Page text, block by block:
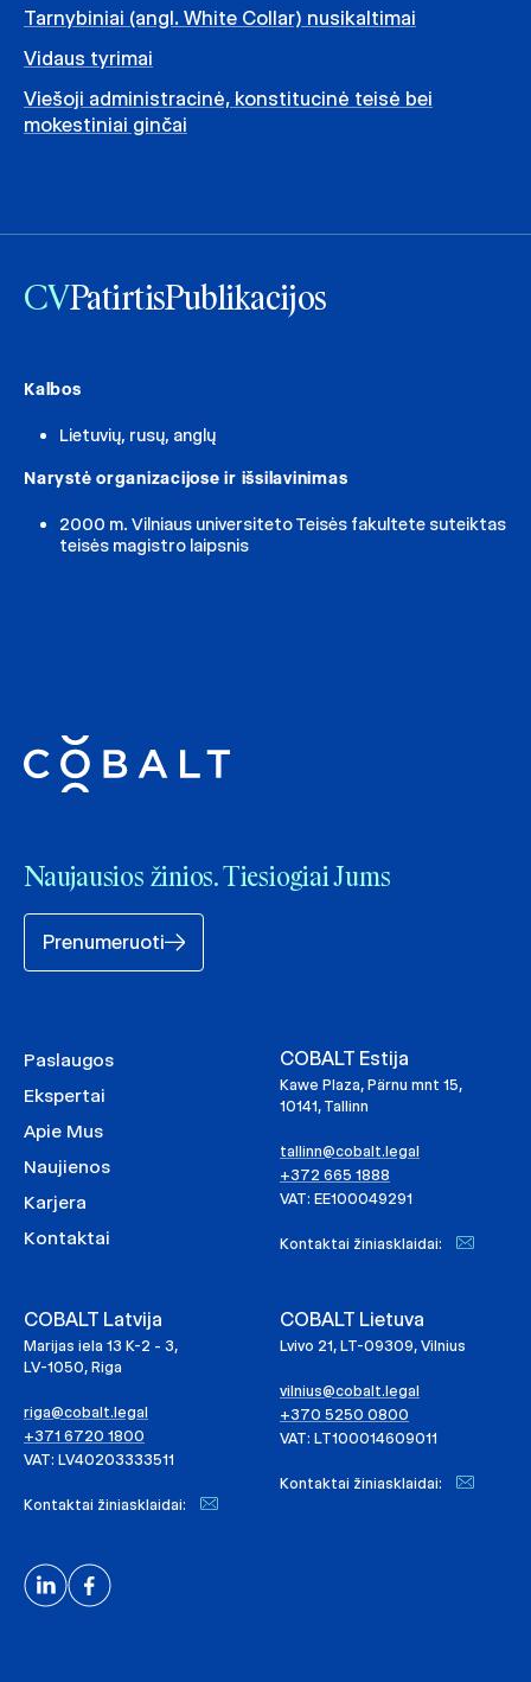
Tarnybiniai (angl. White Collar) nusikaltimai
Vidaus tyrimai
Viešoji administracinė, konstitucinė teisė bei
mokestiniai ginčai
CVPatirtisPublikacijos
Kalbos
Lietuvių, rusų, anglų
Narystė organizacijose ir išsilavinimas
2000 m. Vilniaus universiteto Teisės fakultete suteiktas
teisės magistro laipsnis
Naujausios žinios. Tiesiogiai Jums
Prenumeruoti
Paslaugos
Ekspertai
Apie Mus
Naujienos
Karjera
Kontaktai
COBALT Estija
Kawe Plaza, Pärnu mnt 15,
10141, Tallinn
tallinn@cobalt.legal
+372 665 1888
VAT: EE100049291
Kontaktai žiniasklaidai:
COBALT Latvija
Marijas iela 13 K-2 - 3,
LV-1050, Riga
riga@cobalt.legal
+371 6720 1800
VAT: LV40203333511
Kontaktai žiniasklaidai:
COBALT Lietuva
Lvivo 21, LT-09309, Vilnius
vilnius@cobalt.legal
+370 5250 0800
VAT: LT100014609011
Kontaktai žiniasklaidai: